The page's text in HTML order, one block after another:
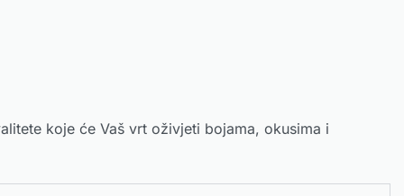
koje će Vaš vrt oživjeti bojama, okusima i